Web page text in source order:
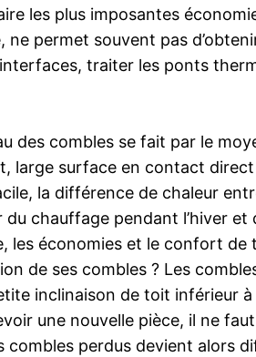
les plus imposantes
permet souvent pas
traiter les ponts
des combles se fait par le
large surface en contact
la différence de chaleur
du chauffage pendant l’hiver
les économies et le confort
de ses combles ? Les
inclinaison de toit inférieur
une nouvelle pièce, il ne
combles perdus devient